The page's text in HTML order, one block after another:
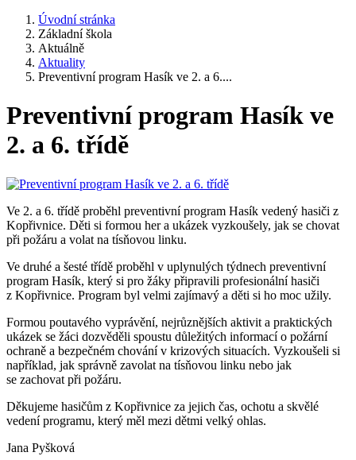
Úvodní stránka
Základní škola
Aktuálně
Aktuality
Preventivní program Hasík ve 2. a 6....
Preventivní program Hasík ve
2. a 6. třídě
Ve 2. a 6. třídě proběhl preventivní program Hasík vedený hasiči z
Kopřivnice. Děti si formou her a ukázek vyzkoušely, jak se chovat
při požáru a volat na tísňovou linku.
Ve druhé a šesté třídě proběhl v uplynulých týdnech preventivní
program Hasík, který si pro žáky připravili profesionální hasiči
z Kopřivnice. Program byl velmi zajímavý a děti si ho moc užily.
Formou poutavého vyprávění, nejrůznějších aktivit a praktických
ukázek se žáci dozvěděli spoustu důležitých informací o požární
ochraně a bezpečném chování v krizových situacích. Vyzkoušeli si
například, jak správně zavolat na tísňovou linku nebo jak
se zachovat při požáru.
Děkujeme hasičům z Kopřivnice za jejich čas, ochotu a skvělé
vedení programu, který měl mezi dětmi velký ohlas.
Jana Pyšková